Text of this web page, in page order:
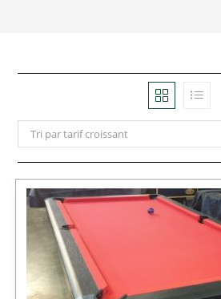
Tri par tarif croissant